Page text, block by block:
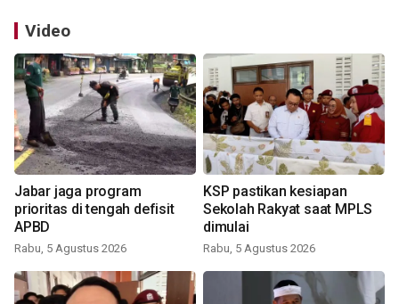
Video
Jabar jaga program
prioritas di tengah defisit
APBD
Rabu, 5 Agustus 2026
KSP pastikan kesiapan
Sekolah Rakyat saat MPLS
dimulai
Rabu, 5 Agustus 2026